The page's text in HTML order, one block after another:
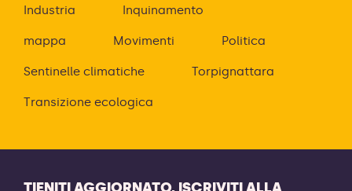
Industria Inquinamento
mappa Movimenti Politica
Sentinelle climatiche Torpignattara
Transizione ecologica